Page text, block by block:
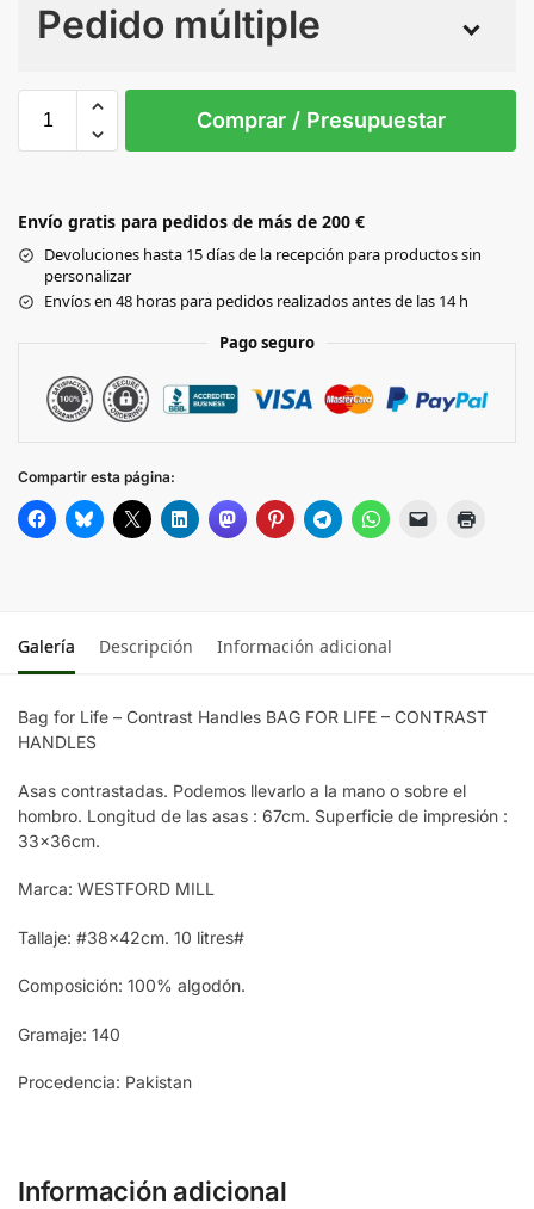
Pedido múltiple
NATURAL/FUCHSIA
NATURAL/LIME GREEN
NATURAL/FRENCH NAVY
Comprar / Presupuestar
Envío gratis para pedidos de más de 200 €
Devoluciones hasta 15 días de la recepción para productos sin
personalizar
Envíos en 48 horas para pedidos realizados antes de las 14 h
Pago seguro
Compartir esta página:
Galería Descripción Información adicional
Bag for Life – Contrast Handles BAG FOR LIFE – CONTRAST
HANDLES
Asas contrastadas. Podemos llevarlo a la mano o sobre el
hombro. Longitud de las asas : 67cm. Superficie de impresión :
33x36cm.
Marca: WESTFORD MILL
Tallaje: #38x42cm. 10 litres#
Composición: 100% algodón.
Gramaje: 140
Procedencia: Pakistan
Información adicional